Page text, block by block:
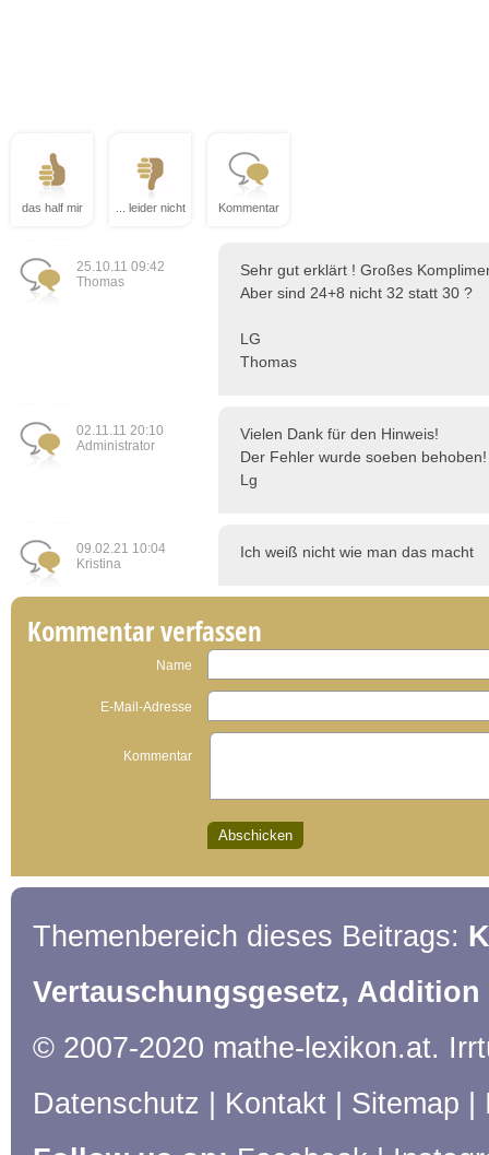
das half mir ... leider nicht Kommentar
25.10.11 09:42
Thomas
Sehr gut erklärt ! Großes
Aber sind 24+8 nicht 32 statt 30 ?
LG
Thomas
02.11.11 20:10
Administrator
Vielen Dank für den Hinweis!
Der Fehler wurde soeben behoben!
Lg
09.02.21 10:04
Kristina
Ich weiß nicht wie man das macht
Kommentar verfassen
Name
E-Mail-Adresse
Kommentar
Themenbereich dieses Beitrags:
Vertauschungsgesetz, Addition
© 2007-2020 mathe-lexikon.at.
Datenschutz
Kontakt Sitemap